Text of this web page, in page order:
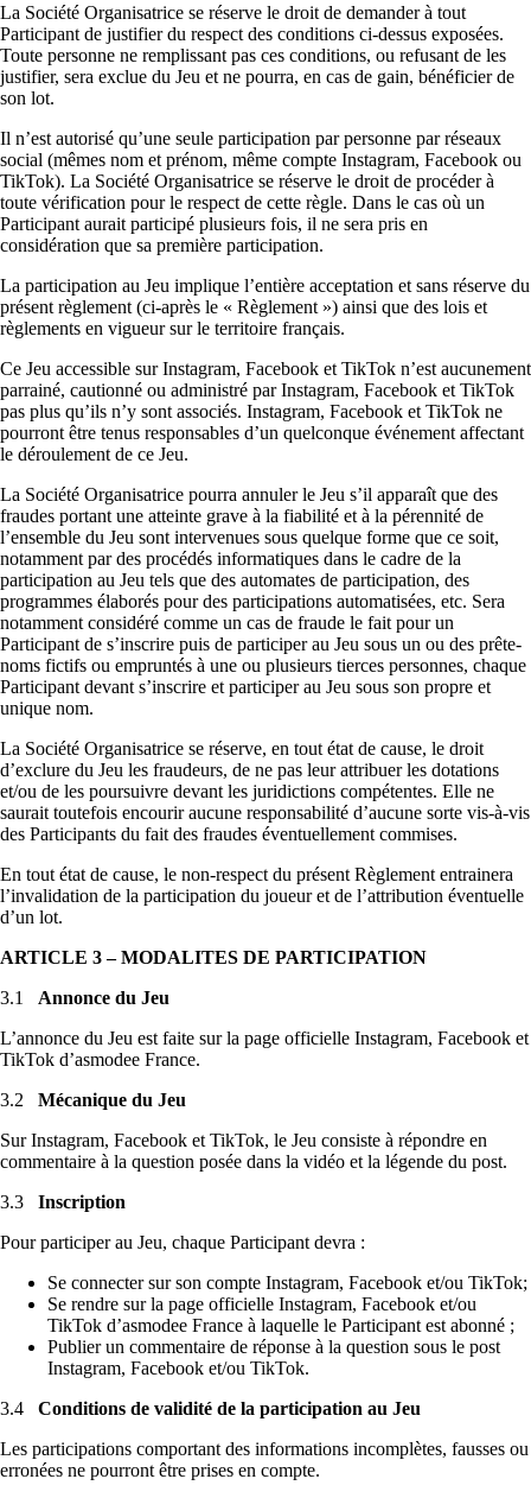
La Société Organisatrice se réserve le droit de demander à tout
Participant de justifier du respect des conditions ci-dessus exposées.
Toute personne ne remplissant pas ces conditions, ou refusant de les
justifier, sera exclue du Jeu et ne pourra, en cas de gain, bénéficier de
son lot.
Il n’est autorisé qu’une seule participation par personne par réseaux
social (mêmes nom et prénom, même compte Instagram, Facebook ou
TikTok). La Société Organisatrice se réserve le droit de procéder à
toute vérification pour le respect de cette règle. Dans le cas où un
Participant aurait participé plusieurs fois, il ne sera pris en
considération que sa première participation.
La participation au Jeu implique l’entière acceptation et sans réserve du
présent règlement (ci-après le « Règlement ») ainsi que des lois et
règlements en vigueur sur le territoire français.
Ce Jeu accessible sur Instagram, Facebook et TikTok n’est aucunement
parrainé, cautionné ou administré par Instagram, Facebook et TikTok
pas plus qu’ils n’y sont associés. Instagram, Facebook et TikTok ne
pourront être tenus responsables d’un quelconque événement affectant
le déroulement de ce Jeu.
La Société Organisatrice pourra annuler le Jeu s’il apparaît que des
fraudes portant une atteinte grave à la fiabilité et à la pérennité de
l’ensemble du Jeu sont intervenues sous quelque forme que ce soit,
notamment par des procédés informatiques dans le cadre de la
participation au Jeu tels que des automates de participation, des
programmes élaborés pour des participations automatisées, etc. Sera
notamment considéré comme un cas de fraude le fait pour un
Participant de s’inscrire puis de participer au Jeu sous un ou des prête-
noms fictifs ou empruntés à une ou plusieurs tierces personnes, chaque
Participant devant s’inscrire et participer au Jeu sous son propre et
unique nom.
La Société Organisatrice se réserve, en tout état de cause, le droit
d’exclure du Jeu les fraudeurs, de ne pas leur attribuer les dotations
et/ou de les poursuivre devant les juridictions compétentes. Elle ne
saurait toutefois encourir aucune responsabilité d’aucune sorte vis-à-vis
des Participants du fait des fraudes éventuellement commises.
En tout état de cause, le non-respect du présent Règlement entrainera
l’invalidation de la participation du joueur et de l’attribution éventuelle
d’un lot.
ARTICLE 3 – MODALITES DE PARTICIPATION
3.1 Annonce du Jeu
L’annonce du Jeu est faite sur la page officielle Instagram, Facebook et
TikTok d’asmodee France.
3.2 Mécanique du Jeu
Sur Instagram, Facebook et TikTok, le Jeu consiste à répondre en
commentaire à la question posée dans la vidéo et la légende du post.
3.3 Inscription
Pour participer au Jeu, chaque Participant devra :
Se connecter sur son compte Instagram, Facebook et/ou TikTok;
Se rendre sur la page officielle Instagram, Facebook et/ou
TikTok d’asmodee France à laquelle le Participant est abonné ;
Publier un commentaire de réponse à la question sous le post
Instagram, Facebook et/ou TikTok.
3.4 Conditions de validité de la participation au Jeu
Les participations comportant des informations incomplètes, fausses ou
erronées ne pourront être prises en compte.